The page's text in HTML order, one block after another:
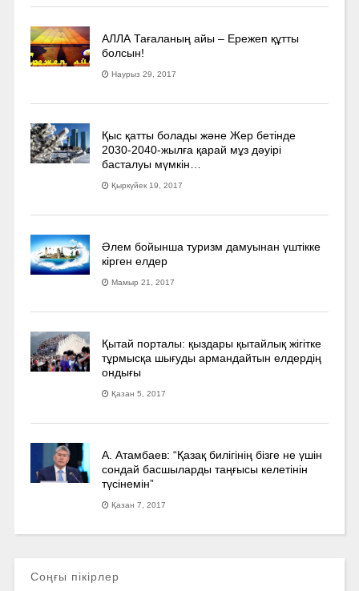
АЛЛА Тағаланың айы – Ережеп құтты
болсын!
Наурыз 29, 2017
Қыс қатты болады және Жер бетінде
2030-2040­-жылға қарай мұз дәуірі
басталуы мүмкін…
Қыркүйек 19, 2017
Әлем бойынша туризм дамуынан үштікке
кірген елдер
Мамыр 21, 2017
Қытай порталы: қыздары қытайлық жігітке
тұрмысқа шығуды армандайтын елдердің
ондығы
Қазан 5, 2017
А. Атамбаев: “Қазақ билігінің бізге не үшін
сондай басшыларды таңғысы келетінін
түсінемін”
Қазан 7, 2017
Соңғы пікірлер